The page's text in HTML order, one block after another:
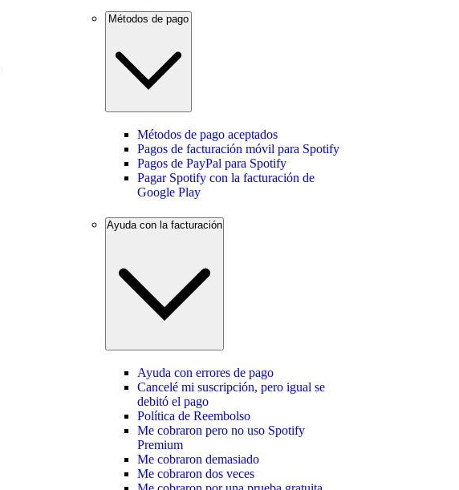
Métodos de pago aceptados
Pagos de facturación móvil para Spotify
Pagos de PayPal para Spotify
Pagar Spotify con la facturación de
Google Play
Ayuda con la facturación
Ayuda con errores de pago
Cancelé mi suscripción, pero igual se
debitó el pago
Política de Reembolso
Me cobraron pero no uso Spotify
Premium
Me cobraron demasiado
Me cobraron dos veces